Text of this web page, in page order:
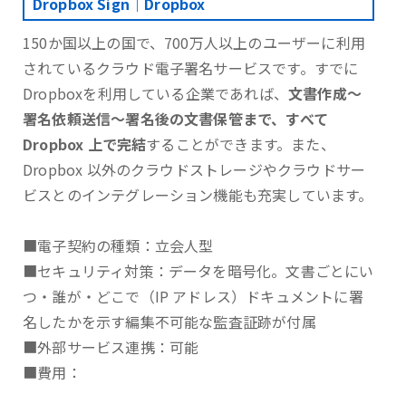
150か国以上の国で、700万人以上のユーザーに利用
されているクラウド電子署名サービスです。すでに
Dropboxを利用している企業であれば、 文書作成～
署名依頼送信～署名後の文書保管まで、すべて
Dropbox 上で完結することができます。また、
Dropbox 以外のクラウドストレージやクラウドサー
ビスとのインテグレーション機能も充実しています。
■電子契約の種類：立会人型
■セキュリティ対策：データを暗号化。文書ごとにい
つ・誰が・どこで（IP アドレス）ドキュメントに署
名したかを示す編集不可能な監査証跡が付属
■外部サービス連携：可能
■費用：